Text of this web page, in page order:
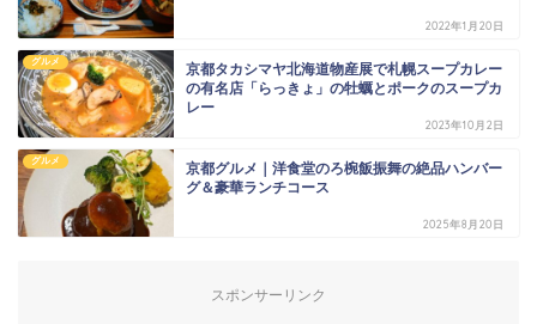
2022年1月20日
グルメ
京都タカシマヤ北海道物産展で札幌スープカレー
の有名店「らっきょ」の牡蠣とポークのスープカ
レー
2023年10月2日
グルメ
京都グルメ｜洋食堂のろ椀飯振舞の絶品ハンバー
グ＆豪華ランチコース
2025年8月20日
スポンサーリンク